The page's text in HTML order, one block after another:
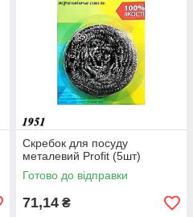
Скребок для посуду
металевий Profit (5шт)
Готово до відправки
71,14 ₴